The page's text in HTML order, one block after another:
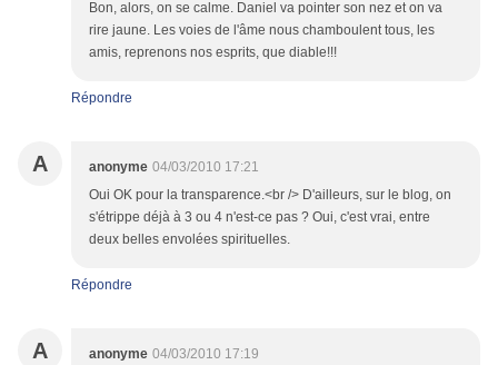
Bon, alors, on se calme. Daniel va pointer son nez et on va
rire jaune. Les voies de l'âme nous chamboulent tous, les
amis, reprenons nos esprits, que diable!!!
Répondre
A anonyme 04/03/2010 17:21
Oui OK pour la transparence.<br /> D'ailleurs, sur le blog, on
s'étrippe déjà à 3 ou 4 n'est-ce pas ? Oui, c'est vrai, entre
deux belles envolées spirituelles.
Répondre
A anonyme 04/03/2010 17:19